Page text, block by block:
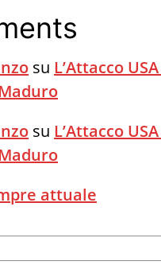
su L’Attacco
su L’Attacco
attuale